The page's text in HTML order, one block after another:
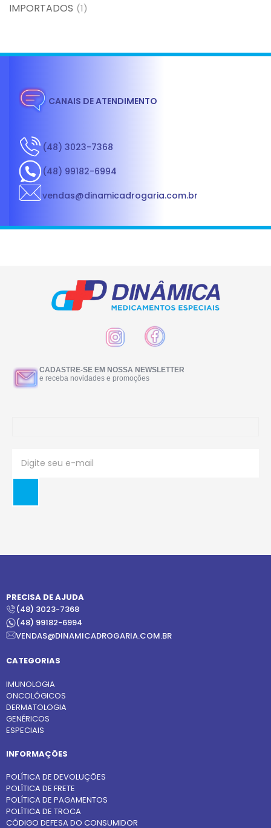
IMPORTADOS (1)
CANAIS DE ATENDIMENTO
(48) 3023-7368
(48) 99182-6994
vendas@dinamicadrogaria.com.br
CADASTRE-SE EM NOSSA NEWSLETTER
e receba novidades e promoções
PRECISA DE AJUDA
(48) 3023-7368
(48) 99182-6994
VENDAS@DINAMICADROGARIA.COM.BR
CATEGORIAS
IMUNOLOGIA
ONCOLÓGICOS
DERMATOLOGIA
GENÉRICOS
ESPECIAIS
INFORMAÇÕES
POLÍTICA DE DEVOLUÇÕES
POLÍTICA DE FRETE
POLÍTICA DE PAGAMENTOS
POLÍTICA DE TROCA
CÓDIGO DEFESA DO CONSUMIDOR